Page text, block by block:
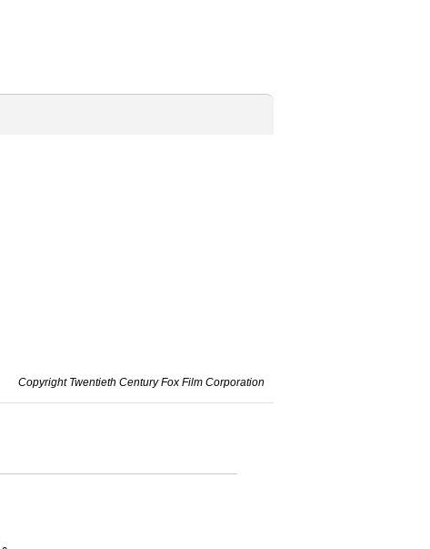
Copyright Twentieth Century Fox Film Corporation